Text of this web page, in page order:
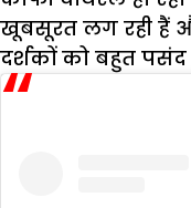
खूबसूरत लग रही हैं
दर्शकों को बहुत पसंद